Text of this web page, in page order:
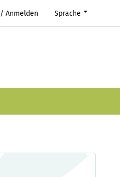
Anmelden Sprache